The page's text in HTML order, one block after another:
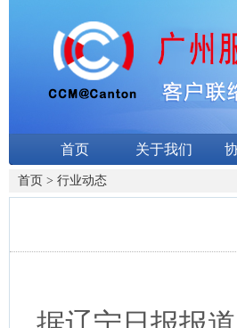
首页 关于我们
首页 > 行业动态